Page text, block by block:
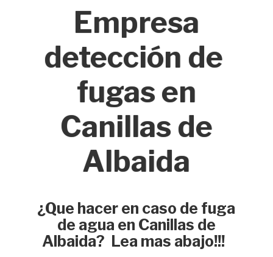
Empresa
detección de
fugas en
Canillas de
Albaida
¿Que hacer en caso de fuga
de agua en Canillas de
Albaida? Lea mas abajo!!!